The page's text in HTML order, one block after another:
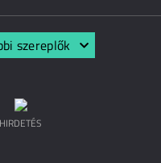
szereplők
HIRDETÉS